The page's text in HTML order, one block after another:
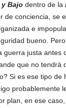
Bajo dentro de la
de conciencia, se
e
bueno.
guerra justa antes
que no tendrá
Si es ese tipo de
probablemente
plan, en ese